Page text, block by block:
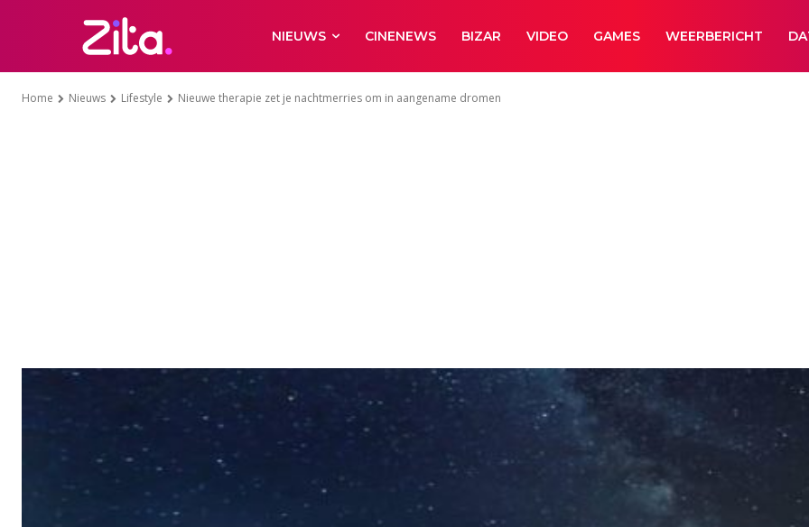
NIEUWS CINENEWS BIZAR VIDEO GAMES WEERBERICHT
Home Nieuws Lifestyle Nieuwe therapie zet je nachtmerries om in aangename dromen